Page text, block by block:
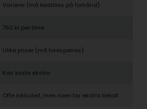
Varierer (må bestilles på forhånd)
750 kr per time
Ulike priser (må forespørres)
Kan koste ekstra
Ofte inkludert, men noen tar ekstra betalt